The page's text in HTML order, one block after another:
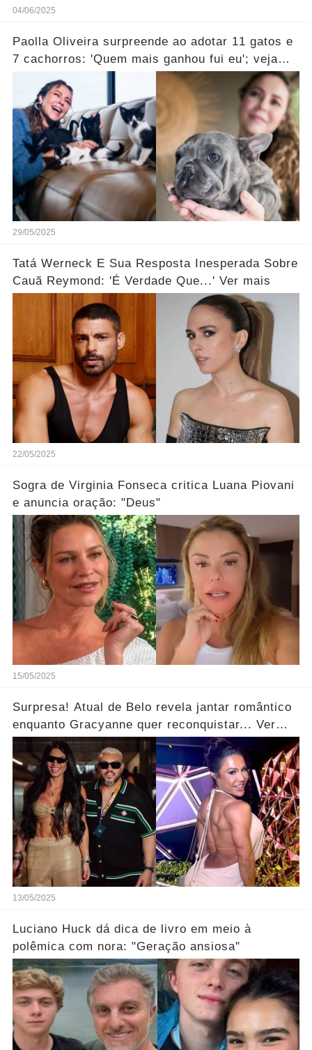
04/06/2025
Paolla Oliveira surpreende ao adotar 11 gatos e
7 cachorros: 'Quem mais ganhou fui eu'; veja
29/05/2025
Tatá Werneck E Sua Resposta Inesperada Sobre
Cauã Reymond: 'É Verdade Que...' Ver mais
22/05/2025
Sogra de Virginia Fonseca critica Luana Piovani
e anuncia oração: "Deus"
15/05/2025
Surpresa! Atual de Belo revela jantar romântico
enquanto Gracyanne quer reconquistar... Ver
mais
13/05/2025
Luciano Huck dá dica de livro em meio à
polêmica com nora: "Geração ansiosa"